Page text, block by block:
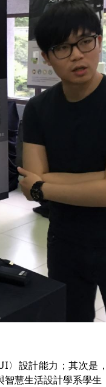
設計能力；其次是
慧生活設計學系學